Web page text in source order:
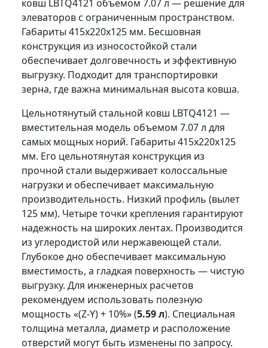
ковш LBTQ4121 объемом 7.07 л — решение для
элеваторов с ограниченным пространством.
Габариты 415x220x125 мм. Бесшовная
конструкция из износостойкой стали
обеспечивает долговечность и эффективную
выгрузку. Подходит для транспортировки
зерна, где важна минимальная высота ковша.
Цельнотянутый стальной ковш LBTQ4121 —
вместительная модель объемом 7.07 л для
самых мощных норий. Габариты 415x220x125
мм. Его цельнотянутая конструкция из
прочной стали выдерживает колоссальные
нагрузки и обеспечивает максимальную
производительность. Низкий профиль (вылет
125 мм). Четыре точки крепления гарантируют
надежность на широких лентах. Производится
из углеродистой или нержавеющей стали.
Глубокое дно обеспечивает максимальную
вместимость, а гладкая поверхность — чистую
выгрузку. Для инженерных расчетов
рекомендуем использовать полезную
мощность «(Z-Y) + 10%» (5.59 л). Специальная
толщина металла, диаметр и расположение
отверстий могут быть изменены по запросу.